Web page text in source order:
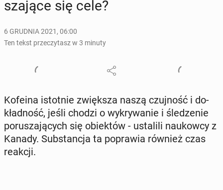
sza­ją­ce się cele?
6 GRUDNIA 2021, 06:00
Ten tekst przeczytasz w 3 minuty
Kofeina istot­nie zwięk­sza naszą czuj­ność i do­
kład­ność, jeśli chodzi o wy­kry­wa­nie i śle­dze­nie
po­ru­sza­ją­cych się obiek­tów - usta­li­li na­ukow­cy z
Kanady. Sub­stan­cja ta po­pra­wia również czas
reakcji.